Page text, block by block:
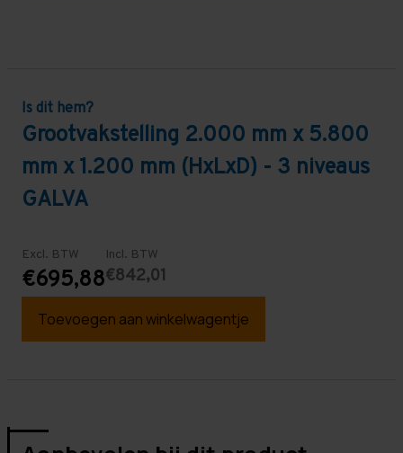
Is dit hem?
Grootvakstelling 2.000 mm x 5.800
mm x 1.200 mm (HxLxD) - 3 niveaus
GALVA
Excl. BTW
€695,88
Incl. BTW
€842,01
Toevoegen aan winkelwagentje